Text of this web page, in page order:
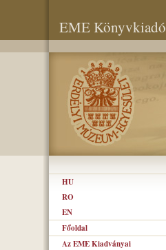
EME Könyvkiadó
HU
RO
EN
Főoldal
Az EME Kiadványai